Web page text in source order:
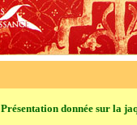
Présentation donnée sur la